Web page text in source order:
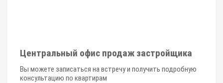
Центральный офис продаж застройщика
Вы можете записаться на встречу и получить подробную
консультацию по квартирам